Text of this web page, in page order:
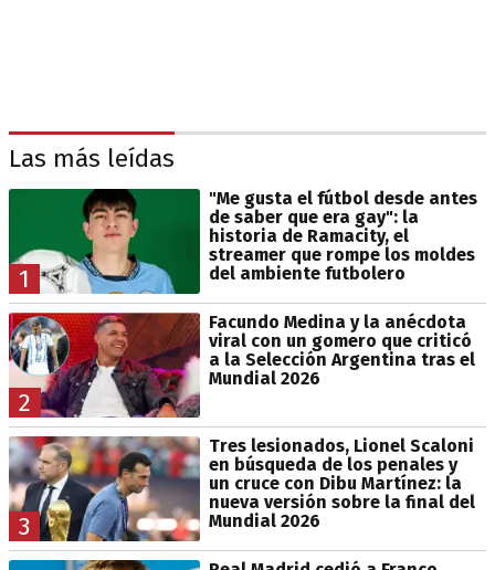
Las más leídas
1
"Me gusta el fútbol desde antes
de saber que era gay": la
historia de Ramacity, el
streamer que rompe los moldes
del ambiente futbolero
2
Facundo Medina y la anécdota
viral con un gomero que criticó
a la Selección Argentina tras el
Mundial 2026
3
Tres lesionados, Lionel Scaloni
en búsqueda de los penales y
un cruce con Dibu Martínez: la
nueva versión sobre la final del
Mundial 2026